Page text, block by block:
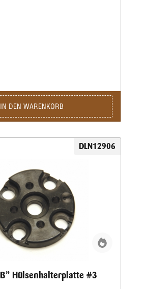
IN DEN WARENKORB
DLN12906
Hülsenhalterplatte #3